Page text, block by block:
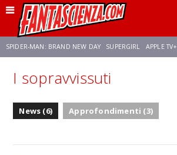
SPIDER-MAN: BRAND NEW DAY SUPERGIRL APPLE TV+
FRANCO RICCIARDIELLO ZENDAYA
I sopravvissuti
News (6) Approfondimenti (3)